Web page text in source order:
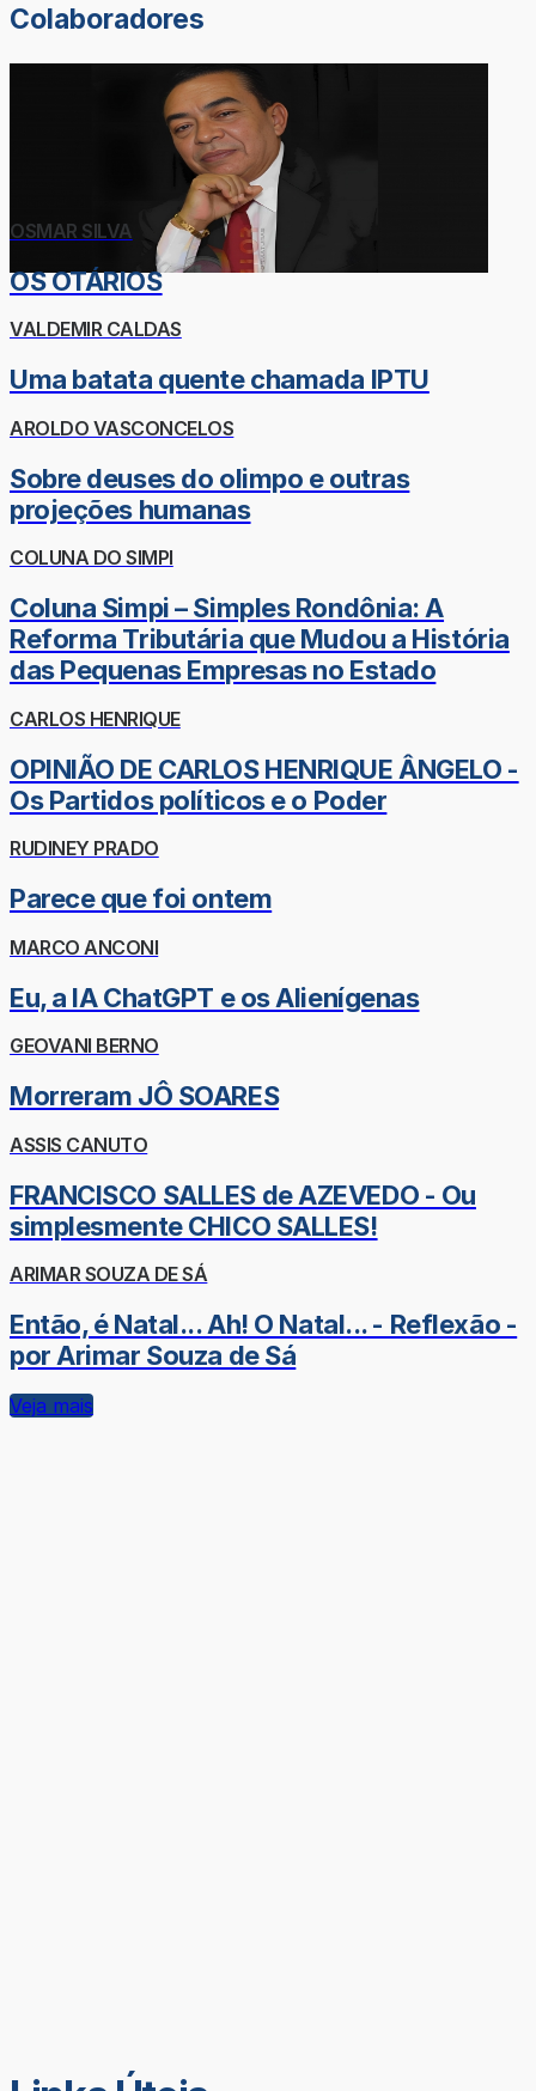
Colaboradores
OSMAR SILVA
OS OTÁRIOS
VALDEMIR CALDAS
Uma batata quente chamada IPTU
AROLDO VASCONCELOS
Sobre deuses do olimpo e outras
projeções humanas
COLUNA DO SIMPI
Coluna Simpi – Simples Rondônia: A
Reforma Tributária que Mudou a História
das Pequenas Empresas no Estado
CARLOS HENRIQUE
OPINIÃO DE CARLOS HENRIQUE ÂNGELO -
Os Partidos políticos e o Poder
RUDINEY PRADO
Parece que foi ontem
MARCO ANCONI
Eu, a IA ChatGPT e os Alienígenas
GEOVANI BERNO
Morreram JÔ SOARES
ASSIS CANUTO
FRANCISCO SALLES de AZEVEDO - Ou
simplesmente CHICO SALLES!
ARIMAR SOUZA DE SÁ
Então, é Natal... Ah! O Natal... - Reflexão -
por Arimar Souza de Sá
Veja mais